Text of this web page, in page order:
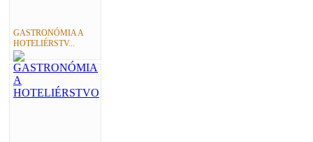
GASTRONÓMIA A
HOTELIÉRSTV...